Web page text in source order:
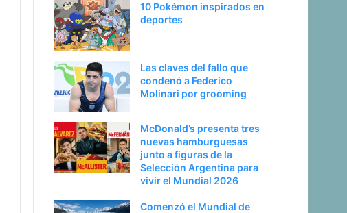
n
r
i
r
t
á
g
n
a
10 Pokémon inspirados en
deportes
Las claves del fallo que
condenó a Federico
Molinari por grooming
McDonald’s presenta tres
nuevas hamburguesas
junto a figuras de la
Selección Argentina para
vivir el Mundial 2026
Comenzó el Mundial de